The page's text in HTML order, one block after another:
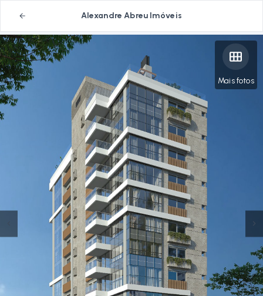
Alexandre Abreu Imóveis
Mais fotos